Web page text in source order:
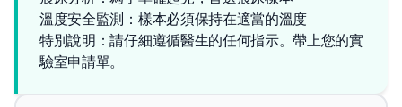
溫度安全監測：樣本必須保持在適當的溫度
特別說明：請仔細遵循醫生的任何指示。帶上您的實
驗室申請單。